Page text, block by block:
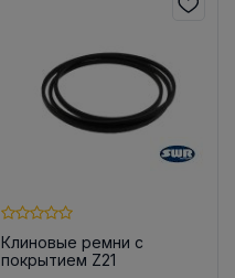
Клиновые ремни с
покрытием Z21